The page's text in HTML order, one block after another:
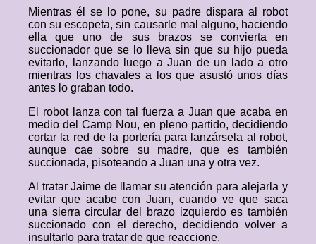
Mientras él se lo pone, su padre dispara al robot
con su escopeta, sin causarle mal alguno, haciendo
ella que uno de sus brazos se convierta en
succionador que se lo lleva sin que su hijo pueda
evitarlo, lanzando luego a Juan de un lado a otro
mientras los chavales a los que asustó unos días
antes lo graban todo.
El robot lanza con tal fuerza a Juan que acaba en
medio del Camp Nou, en pleno partido, decidiendo
cortar la red de la portería para lanzársela al robot,
aunque cae sobre su madre, que es también
succionada, pisoteando a Juan una y otra vez.
Al tratar Jaime de llamar su atención para alejarla y
evitar que acabe con Juan, cuando ve que saca
una sierra circular del brazo izquierdo es también
succionado con el derecho, decidiendo volver a
insultarlo para tratar de que reaccione.